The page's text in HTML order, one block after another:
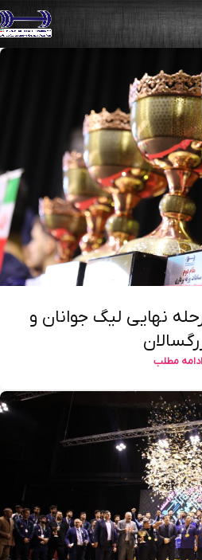
نهایی لیگ جوانان و
ادامه مطلب